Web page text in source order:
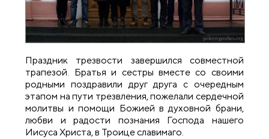
Праздник трезвости завершился совместной
трапезой. Братья и сестры вместе со своими
родными поздравили друг друга с очередным
этапом на пути трезвления, пожелали сердечной
молитвы и помощи Божией в духовной брани,
любви и радости познания Господа нашего
Иисуса Христа, в Троице славимаго.